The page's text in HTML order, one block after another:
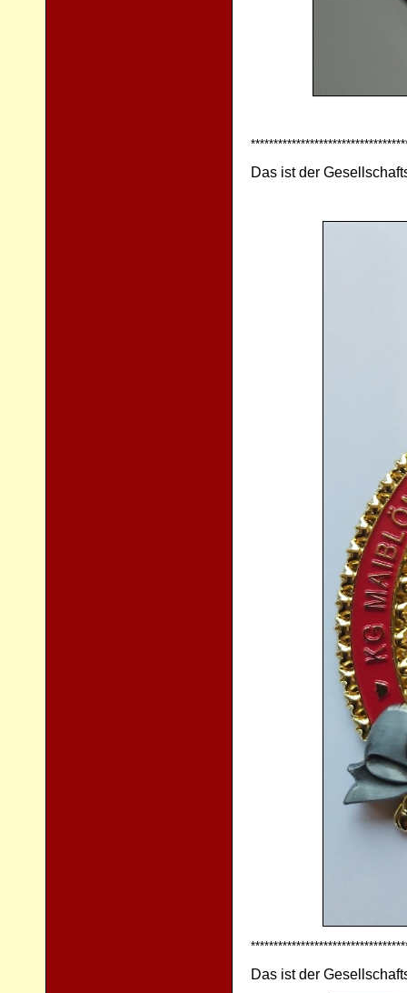
Das ist der
Das ist der